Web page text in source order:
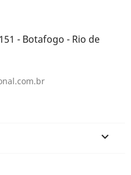
- Botafogo - Rio de
